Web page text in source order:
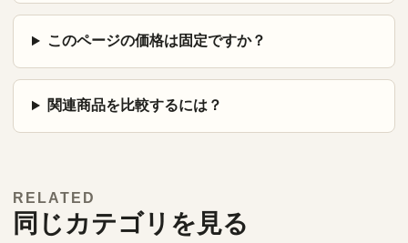
このページの価格は固定ですか？
関連商品を比較するには？
RELATED
同じカテゴリを見る